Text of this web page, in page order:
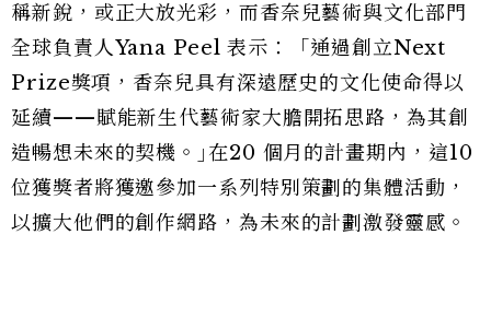
稱新銳，或正大放光彩，而香奈兒藝術與文化部門
全球負責人Yana Peel 表示：「通過創立Next
Prize獎項，香奈兒具有深遠歷史的文化使命得以
延續——賦能新生代藝術家大膽開拓思路，為其創
造暢想未來的契機。｣在20 個月的計畫期內，這10
位獲獎者將獲邀參加一系列特別策劃的集體活動，
以擴大他們的創作網路，為未來的計劃激發靈感。